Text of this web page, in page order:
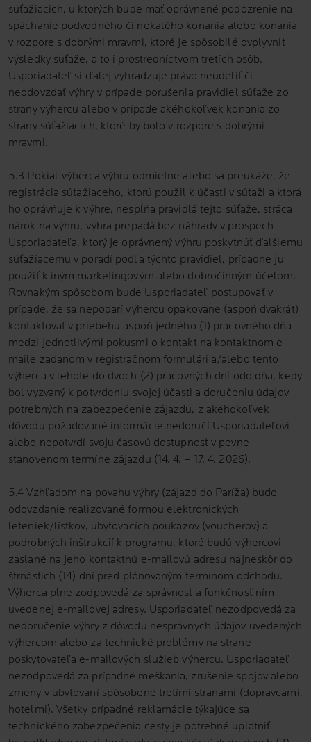
súťažiacich, u ktorých bude mať oprávnené podozrenie na
spáchanie podvodného či nekalého konania alebo konania
v rozpore s dobrými mravmi, ktoré je spôsobilé ovplyvniť
výsledky súťaže, a to i prostredníctvom tretích osôb.
Usporiadateľ si ďalej vyhradzuje právo neudeliť či
neodovzdať výhry v prípade porušenia pravidiel súťaže zo
strany výhercu alebo v prípade akéhokoľvek konania zo
strany súťažiacich, ktoré by bolo v rozpore s dobrými
mravmi.
5.3 Pokiaľ výherca výhru odmietne alebo sa preukáže, že
registrácia súťažiaceho, ktorú použil k účasti v súťaži a ktorá
ho oprávňuje k výhre, nespĺňa pravidlá tejto súťaže, stráca
nárok na výhru, výhra prepadá bez náhrady v prospech
Usporiadateľa, ktorý je oprávnený výhru poskytnúť ďalšiemu
súťažiacemu v poradí podľa týchto pravidiel, prípadne ju
použiť k iným marketingovým alebo dobročinným účelom.
Rovnakým spôsobom bude Usporiadateľ postupovať v
prípade, že sa nepodarí výhercu opakovane (aspoň dvakrát)
kontaktovať v priebehu aspoň jedného (1) pracovného dňa
medzi jednotlivými pokusmi o kontakt na kontaktnom e-
maile zadanom v registračnom formulári a/alebo tento
výherca v lehote do dvoch (2) pracovných dní odo dňa, kedy
bol vyzvaný k potvrdeniu svojej účasti a doručeniu údajov
potrebných na zabezpečenie zájazdu, z akéhokoľvek
dôvodu požadované informácie nedoručí Usporiadateľovi
alebo nepotvrdí svoju časovú dostupnosť v pevne
stanovenom termíne zájazdu (14. 4. – 17. 4. 2026).
5.4 Vzhľadom na povahu výhry (zájazd do Paríža) bude
odovzdanie realizované formou elektronických
leteniek/lístkov, ubytovacích poukazov (voucherov) a
podrobných inštrukcií k programu, ktoré budú výhercovi
zaslané na jeho kontaktnú e-mailovú adresu najneskôr do
štrnástich (14) dní pred plánovaným termínom odchodu.
Výherca plne zodpovedá za správnosť a funkčnosť ním
uvedenej e-mailovej adresy. Usporiadateľ nezodpovedá za
nedoručenie výhry z dôvodu nesprávnych údajov uvedených
výhercom alebo za technické problémy na strane
poskytovateľa e-mailových služieb výhercu. Usporiadateľ
nezodpovedá za prípadné meškania, zrušenie spojov alebo
zmeny v ubytovaní spôsobené tretími stranami (dopravcami,
hotelmi). Všetky prípadné reklamácie týkajúce sa
technického zabezpečenia cesty je potrebné uplatniť